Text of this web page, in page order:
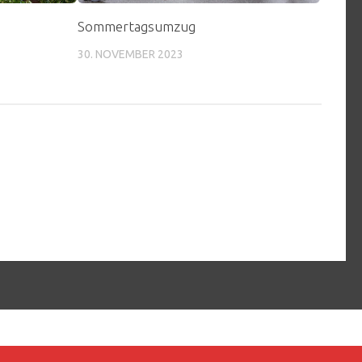
Sommertagsumzug
30. NOVEMBER 2023